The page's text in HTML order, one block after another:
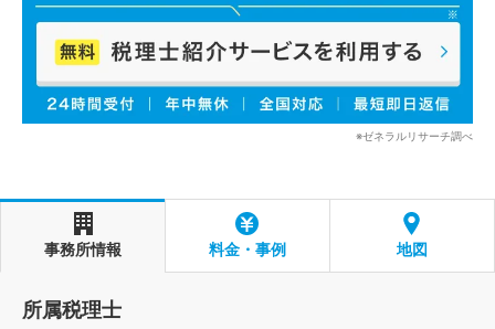
※ゼネラルリサーチ調べ
事務所情報 料金・事例 地図
所属税理士